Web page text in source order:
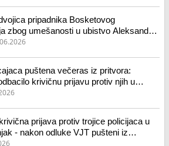
pripadnika Bosketovog
zbog umešanosti u ubistvo Aleksandra
puštena večeras iz pritvora:
krivičnu prijavu protiv njih u
Baje
prijava protiv trojice policijaca u
- nakon odluke VJT pušteni iz